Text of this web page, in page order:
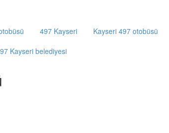
497 Kayseri Kayseri 497 otobüsü
Kayseri belediyesi